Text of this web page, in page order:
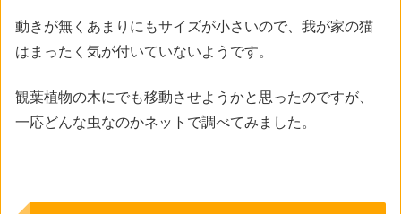
動きが無くあまりにもサイズが小さいので、我が家の猫
はまったく気が付いていないようです。
観葉植物の木にでも移動させようかと思ったのですが、
一応どんな虫なのかネットで調べてみました。